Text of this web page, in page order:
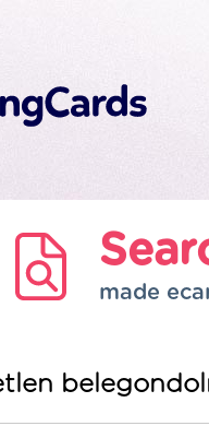
made